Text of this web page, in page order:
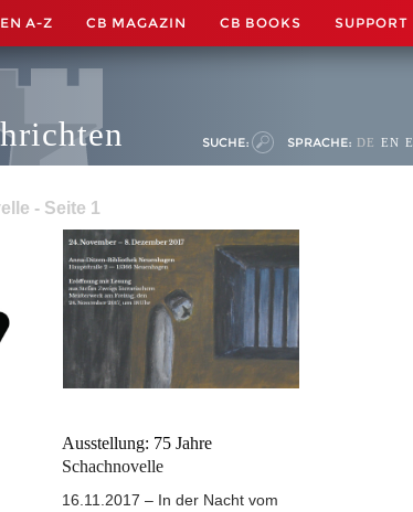
A-Z CB MAGAZIN CB BOOKS SUPPORT
SUCHE: SPRACHE: DE EN
- Seite 1
Ausstellung: 75 Jahre
Schachnovelle
16.11.2017 – In der Nacht vom